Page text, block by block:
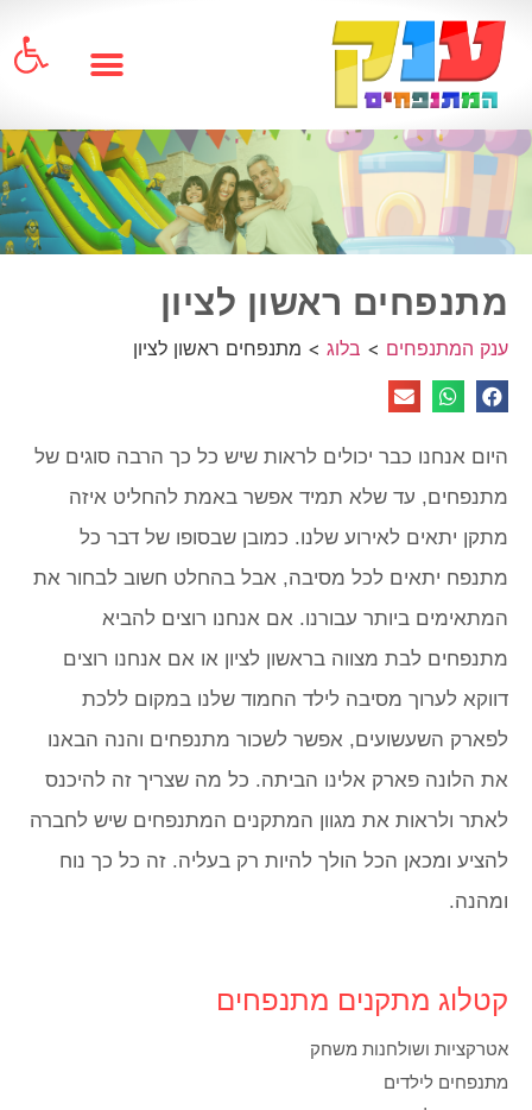
קטלוג מתקנים מתנפחים
אטרקציות ושולחנות משחק
מתנפחים לילדים
מתנפחים ראשון לציון
ענק המתנפחים > בלוג > מתנפחים ראשון לציון
היום אנחנו כבר יכולים לראות שיש כל כך הרבה סוגים של
מתנפחים, עד שלא תמיד אפשר באמת להחליט איזה
מתקן יתאים לאירוע שלנו. כמובן שבסופו של דבר כל
מתנפח יתאים לכל מסיבה, אבל בהחלט חשוב לבחור את
המתאימים ביותר עבורנו. אם אנחנו רוצים להביא
מתנפחים לבת מצווה בראשון לציון או אם אנחנו רוצים
דווקא לערוך מסיבה לילד החמוד שלנו במקום ללכת
לפארק השעשועים, אפשר לשכור מתנפחים והנה הבאנו
את הלונה פארק אלינו הביתה. כל מה שצריך זה להיכנס
לאתר ולראות את מגוון המתקנים המתנפחים שיש לחברה
להציע ומכאן הכל הולך להיות רק בעליה. זה כל כך נוח
ומהנה.